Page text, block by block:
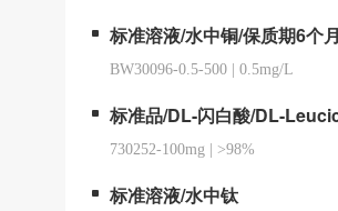
标准溶液/水中铜/保质期6个月
BW30096-0.5-500 0.5mg/L
标准品/DL-闪白酸/DL-
730252-100mg >98%
标准溶液/水中钛